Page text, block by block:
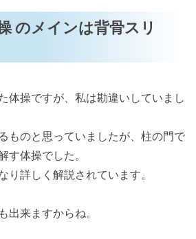
のメインは背骨スリ
体操ですが、私は勘違いしていまし
ものと思っていましたが、柱の門で
す体操でした。
り詳しく解説されています。
出来ますからね。